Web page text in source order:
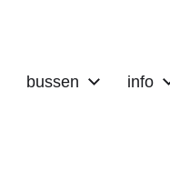
bussen info